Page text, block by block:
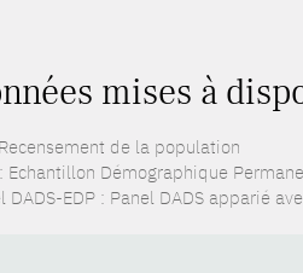
mises à
de la population
Echantillon Démographique
DADS-EDP : Panel DADS apparié